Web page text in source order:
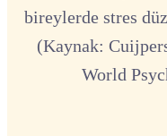
bireylerde stres
(Kaynak:
World